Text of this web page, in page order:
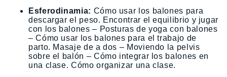
Esferodinamia: Cómo usar los balones para
descargar el peso. Encontrar el equilibrio y jugar
con los balones – Posturas de yoga con balones
– Cómo usar los balones para el trabajo de
parto. Masaje de a dos – Moviendo la pelvis
sobre el balón – Cómo integrar los balones en
una clase. Cómo organizar una clase.